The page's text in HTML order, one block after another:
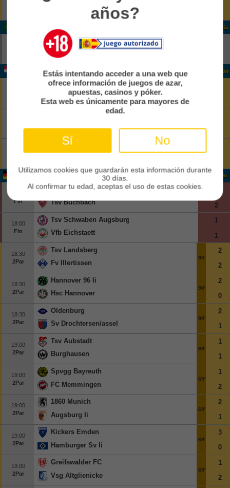
Clasificación
Estoril
Famalicao
Holanda Eerste Divisie Clasificación
FC Dordrecht
Jong Ajax
Roda Jc Kerkrade
Top Oss
90'
Clasificación
Fin
Nuernberg Ii
Tsv Buchbach
2
18:00
Fin
Tsv Schwaben Augsburg
Vfb Eichstaett
1
1
18:30
2Par
Tsv Landsberg
Fv Illertissen
90'
2
2
18:30
2Par
Hannover 96 Ii
Hsc Hannover
90'
2
0
18:30
2Par
Oldenburg
Sv Drochtersen/assel
90'
2
1
19:00
2Par
Tsv Aubstadt
Burghausen
69'
1
1
19:00
2Par
Spvgg Bayreuth
FC Memmingen
69'
1
2
19:00
2Par
1860 Munich
Augsburg Ii
69'
2
1
19:00
2Par
Kickers Emden
Hamburger Sv Ii
69'
3
0
19:00
2Par
Greifswalder FC
Vsg Altglienicke
69'
1
2
años?
Estás intentando acceder a una web que
ofrece información de juegos de azar,
apuestas, casinos y póker.
Esta web es únicamente para mayores de
edad.
Sí No
Utilizamos cookies que guardarán esta información durante
30 días.
Al confirmar tu edad, aceptas el uso de estas cookies.